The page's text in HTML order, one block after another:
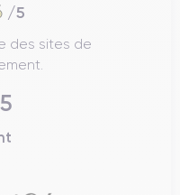
/5
des sites de